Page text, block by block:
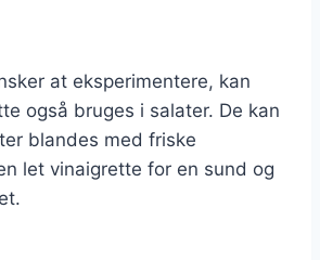
at eksperimentere, kan
også bruges i salater. De kan
blandes med friske
let vinaigrette for en sund og